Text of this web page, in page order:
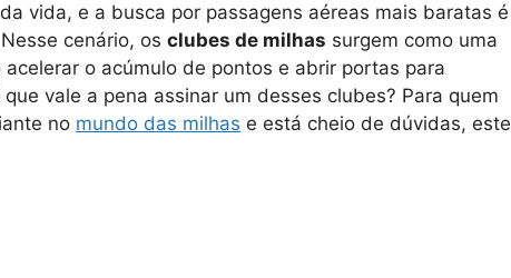
vida, e a busca por passagens aéreas mais baratas é
cenário, os clubes de milhas surgem como uma
o acúmulo de pontos e abrir portas para
vale a pena assinar um desses clubes? Para quem
no mundo das milhas e está cheio de dúvidas, este